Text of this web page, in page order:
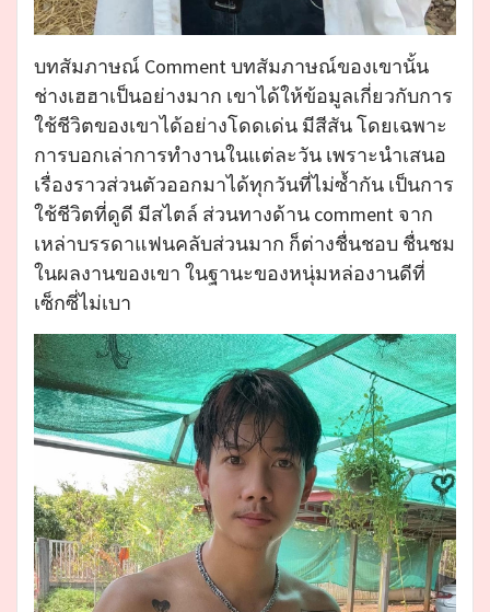
บทสัมภาษณ์ Comment บทสัมภาษณ์ของเขานั้น
ช่างเฮฮาเป็นอย่างมาก เขาได้ให้ข้อมูลเกี่ยวกับการ
ใช้ชีวิตของเขาได้อย่างโดดเด่น มีสีสัน โดยเฉพาะ
การบอกเล่าการทำงานในแต่ละวัน เพราะนำเสนอ
เรื่องราวส่วนตัวออกมาได้ทุกวันที่ไม่ซ้ำกัน เป็นการ
ใช้ชีวิตที่ดูดี มีสไตล์ ส่วนทางด้าน comment จาก
เหล่าบรรดาแฟนคลับส่วนมาก ก็ต่างชื่นชอบ ชื่นชม
ในผลงานของเขา ในฐานะของหนุ่มหล่องานดีที่
เซ็กซี่ไม่เบา